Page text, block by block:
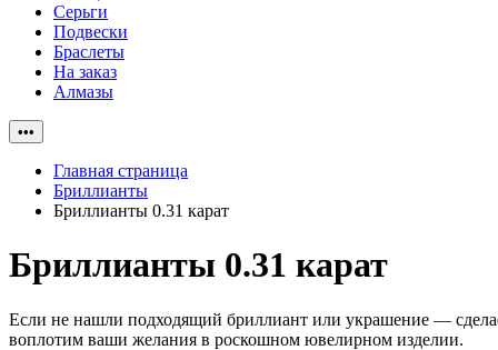
Серьги
Подвески
Браслеты
На заказ
Алмазы
•••
Главная страница
Бриллианты
Бриллианты 0.31 карат
Бриллианты 0.31 карат
Если не нашли подходящий бриллиант или украшение —
воплотим ваши желания в роскошном ювелирном изделии.